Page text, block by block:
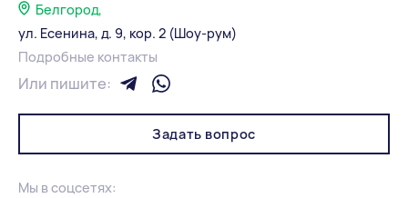
Белгород,
ул. Есенина, д. 9, кор. 2 (Шоу-рум)
Подробные контакты
Или пишите:
Задать вопрос
Мы в соцсетях: